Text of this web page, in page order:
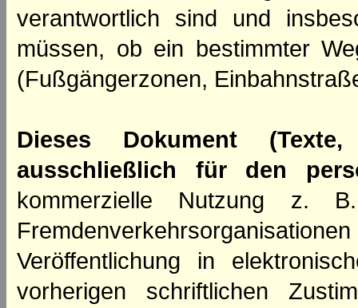
verantwortlich sind und
müssen, ob ein bestimmter
(Fußgängerzonen,
Dieses Dokument
ausschließlich für den
kommerzielle Nutzung z.
Veröffentlichung in
vorherigen schriftlichen